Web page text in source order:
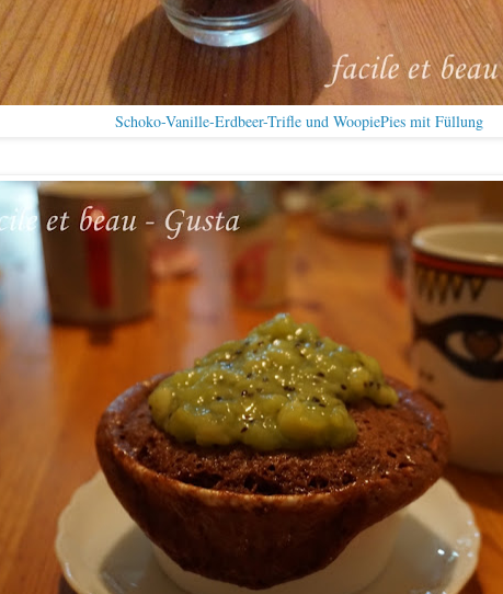
Schoko-Vanille-Erdbeer-Trifle und WoopiePies mit Füllung